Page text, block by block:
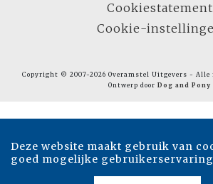
Cookiestatement
Cookie-
Copyright © 2007-2026 Overamstel Uitgevers - Alle
Ontwerp door Dog and Pony
Deze website maakt gebruik van
goed mogelijke gebruikerservaring